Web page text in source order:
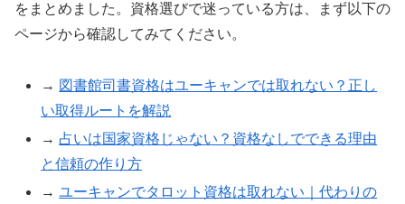
をまとめました。資格選びで迷っている方は、まず以下の
ページから確認してみてください。
→ 図書館司書資格はユーキャンでは取れない？正し
い取得ルートを解説
→ 占いは国家資格じゃない？資格なしでできる理由
と信頼の作り方
→ユーキャンでタロット資格は取れない｜代わりの